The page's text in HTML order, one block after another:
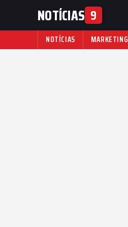
NOTÍCIAS 9
NOTÍCIAS MARKETING